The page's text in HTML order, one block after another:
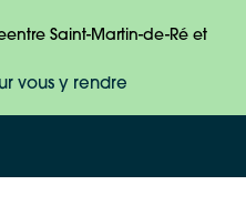
Saint-Martin-de-Ré et
vous y rendre